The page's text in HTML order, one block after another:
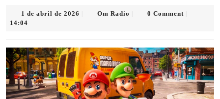
1 de abril de 2026
2026
Om Radio 0 Comment
14:04